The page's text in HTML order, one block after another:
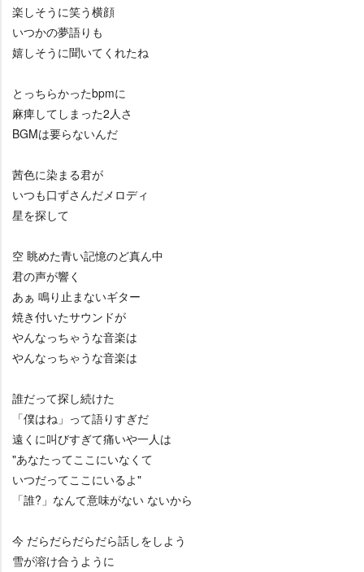
楽しそうに笑う横顔
いつかの夢語りも
嬉しそうに聞いてくれたね
とっちらかったbpmに
麻痺してしまった2人さ
BGMは要らないんだ
茜色に染まる君が
いつも口ずさんだメロディ
星を探して
空 眺めた青い記憶のど真ん中
君の声が響く
あぁ 鳴り止まないギター
焼き付いたサウンドが
んなっちゃうな音楽は
んなっちゃうな音楽は
誰だって探し続けた
「僕はね」って語りすぎだ
遠くに叫びすぎて痛いや一人は
"あなたってここにいなくて
いつだってここにいるよ"
「誰?」なんて意味がない ないから
今 だらだらだらだら話しをしよう
雪が溶け合うように